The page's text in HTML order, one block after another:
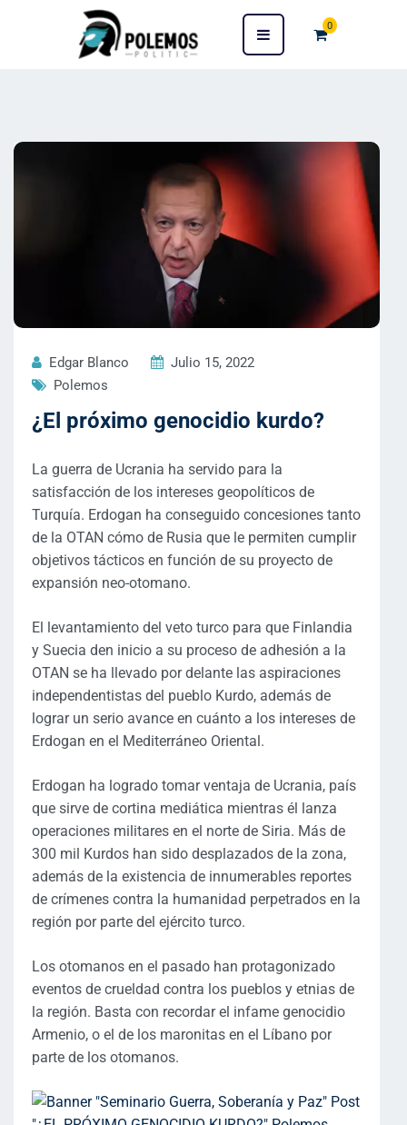
0
Edgar Blanco
Julio 15, 2022
Polemos
¿El próximo genocidio kurdo?
La guerra de Ucrania ha servido para la
satisfacción de los intereses geopolíticos de
Turquía. Erdogan ha conseguido concesiones tanto
de la OTAN cómo de Rusia que le permiten cumplir
objetivos tácticos en función de su proyecto de
expansión neo-otomano.
El levantamiento del veto turco para que Finlandia
y Suecia den inicio a su proceso de adhesión a la
OTAN se ha llevado por delante las aspiraciones
independentistas del pueblo Kurdo, además de
lograr un serio avance en cuánto a los intereses de
Erdogan en el Mediterráneo Oriental.
Erdogan ha logrado tomar ventaja de Ucrania, país
que sirve de cortina mediática mientras él lanza
operaciones militares en el norte de Siria. Más de
300 mil Kurdos han sido desplazados de la zona,
además de la existencia de innumerables reportes
de crímenes contra la humanidad perpetrados en la
región por parte del ejército turco.
Los otomanos en el pasado han protagonizado
eventos de crueldad contra los pueblos y etnias de
la región. Basta con recordar el infame genocidio
Armenio, o el de los maronitas en el Líbano por
parte de los otomanos.